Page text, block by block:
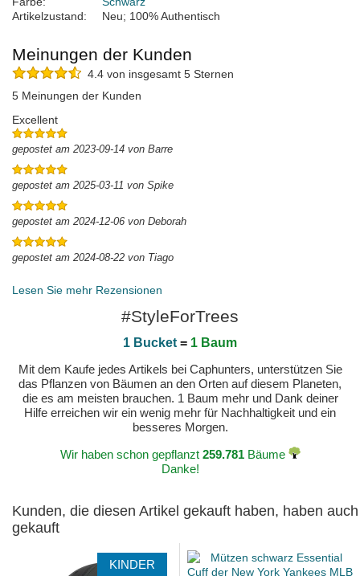
Artikelzustand:
Neu; 100% Authentisch
Meinungen der Kunden
4.4 von insgesamt 5 Sternen
5 Meinungen der Kunden
Excellent
gepostet am 2023-09-14 von Barre
gepostet am 2025-03-11 von Spike
gepostet am 2024-12-06 von Deborah
gepostet am 2024-08-22 von Tiago
Lesen Sie mehr Rezensionen
#StyleForTrees
1 Bucket = 1 Baum
Mit dem Kaufe jedes Artikels bei Caphunters, unterstützen Sie
das Pflanzen von Bäumen an den Orten auf diesem Planeten,
die es am meisten brauchen. 1 Baum mehr und Dank deiner
Hilfe erreichen wir ein wenig mehr für Nachhaltigkeit und ein
besseres Morgen.
Wir haben schon gepflanzt 259.781Bäume
Danke!
Kunden, die diesen Artikel gekauft haben, haben auch
gekauft
KINDER